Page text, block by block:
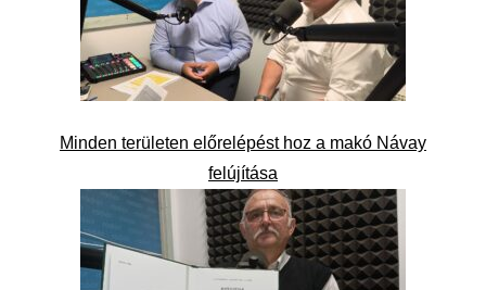
Minden területen előrelépést hoz a makó Návay
felújítása